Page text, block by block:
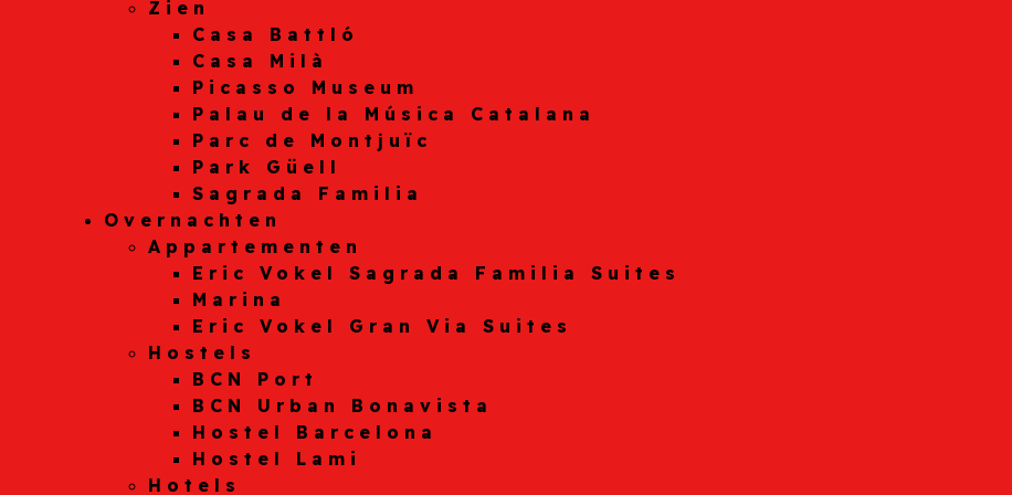
Zien
Casa Battló
Casa Milà
Picasso Museum
Palau de la Música Catalana
Parc de Montjuïc
Park Güell
Sagrada Familia
Overnachten
Appartementen
Eric Vokel Sagrada Familia Suites
Marina
Eric Vokel Gran Via Suites
Hostels
BCN Port
BCN Urban Bonavista
Hostel Barcelona
Hostel Lami
Hotels